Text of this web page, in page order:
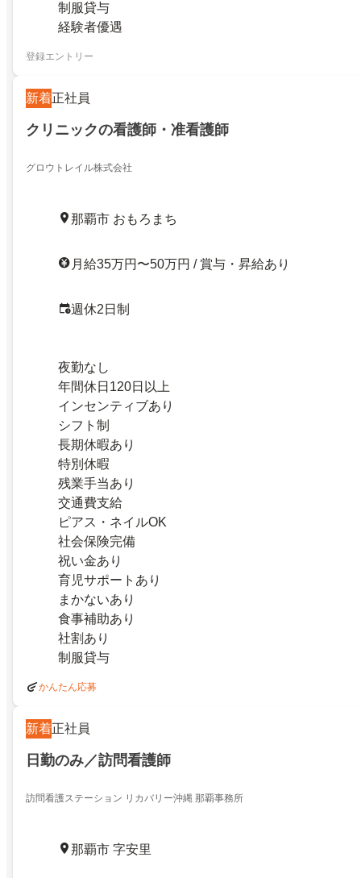
制服貸与
経験者優遇
登録エントリー
新着正社員
クリニックの看護師・准看護師
グロウトレイル株式会社
那覇市 おもろまち
月給35万円〜50万円 / 賞与・昇給あり
週休2日制
夜勤なし
年間休日120日以上
インセンティブあり
シフト制
長期休暇あり
特別休暇
残業手当あり
交通費支給
ピアス・ネイルOK
社会保険完備
祝い金あり
育児サポートあり
まかないあり
食事補助あり
社割あり
制服貸与
かんたん応募
新着正社員
日勤のみ／訪問看護師
訪問看護ステーション リカバリー沖縄 那覇事務所
那覇市 字安里